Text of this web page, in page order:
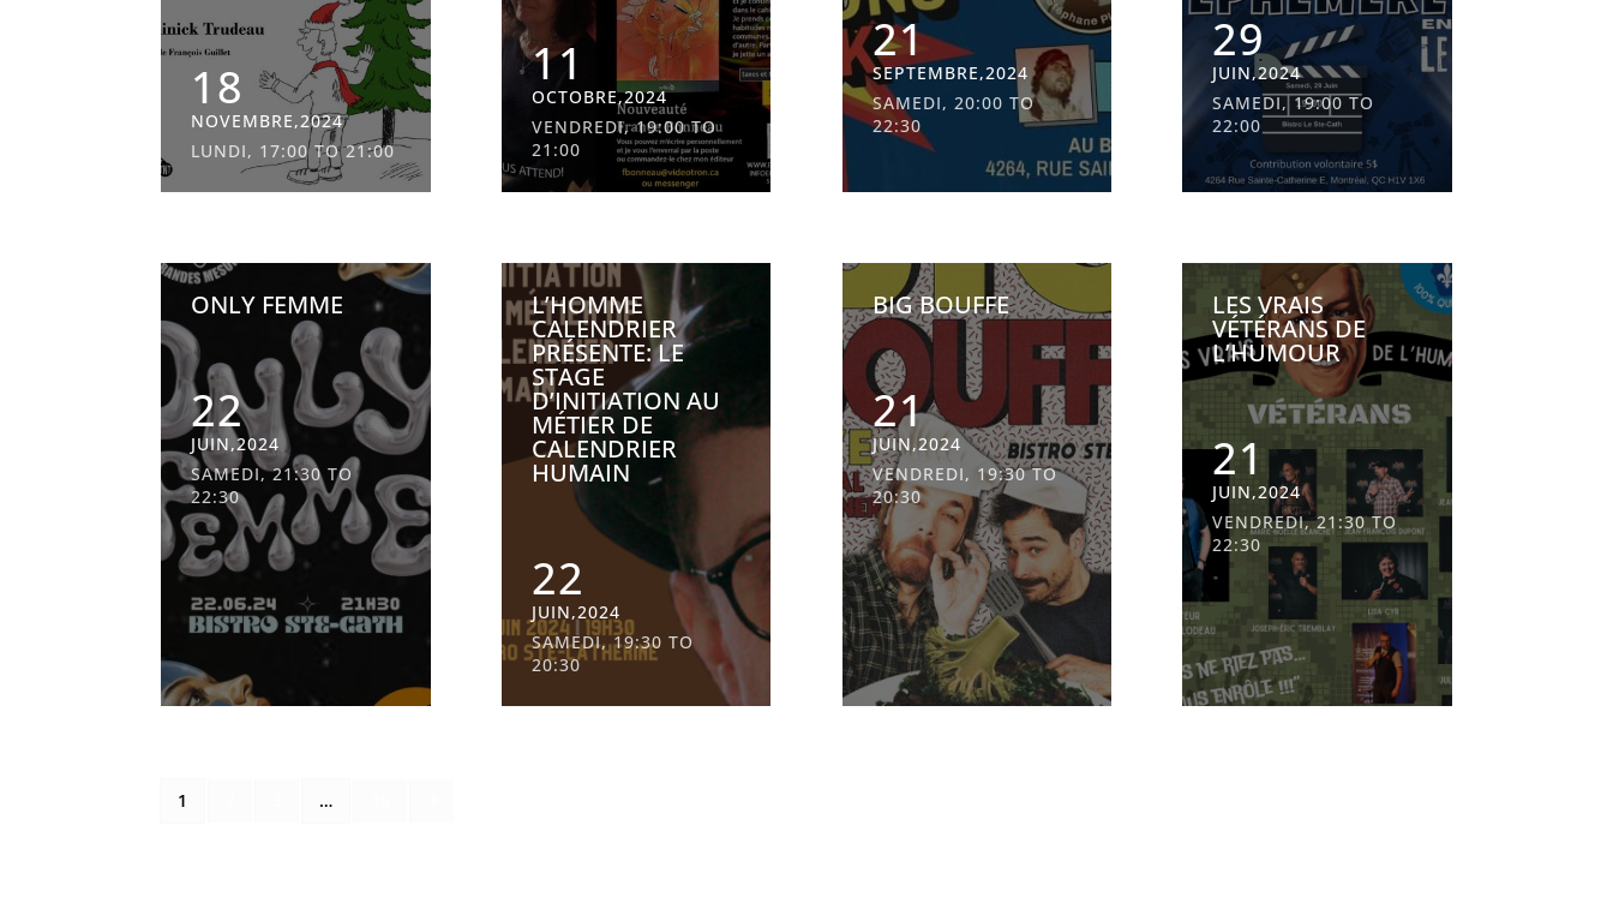
18
NOVEMBRE,2024
LUNDI, 17:00 TO 21:00
11
OCTOBRE,2024
VENDREDI, 19:00 TO
21:00
21
SEPTEMBRE,2024
SAMEDI, 20:00 TO
22:30
29
JUIN,2024
SAMEDI, 19:00 TO
22:00
ONLY FEMME
22
JUIN,2024
SAMEDI, 21:30 TO
22:30
L’HOMME
CALENDRIER
PRÉSENTE: LE
STAGE
D’INITIATION AU
MÉTIER DE
CALENDRIER
HUMAIN
22
JUIN,2024
SAMEDI, 19:30 TO
20:30
BIG BOUFFE
21
JUIN,2024
VENDREDI, 19:30 TO
20:30
LES VRAIS
VÉTÉRANS DE
L’HUMOUR
21
JUIN,2024
VENDREDI, 21:30 TO
22:30
1 …